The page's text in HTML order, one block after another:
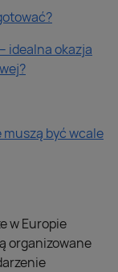
idealna okazja
muszą być wcale
w Europie
organizowane